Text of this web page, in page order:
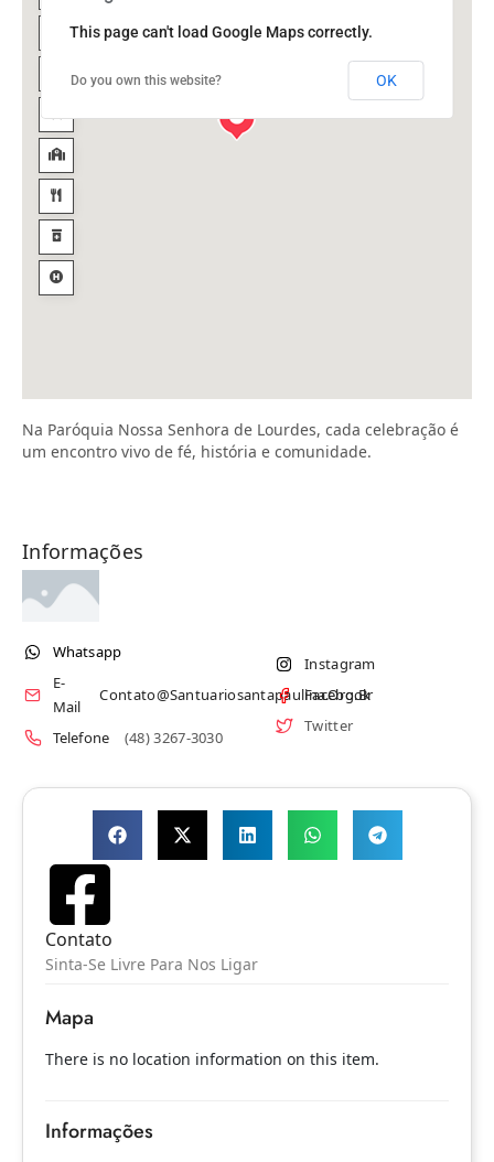
This page can't load Google Maps correctly.
Do you own this website? OK
Na Paróquia Nossa Senhora de Lourdes, cada celebração é
um encontro vivo de fé, história e comunidade.
Informações
Whatsapp
E-
Mail
Contato@santuariosantapaulina.org.br
Telefone (48) 3267-3030
Instagram
Facebook
Twitter
Contato
Sinta-Se Livre Para Nos Ligar
Mapa
There is no location information on this item.
Informações